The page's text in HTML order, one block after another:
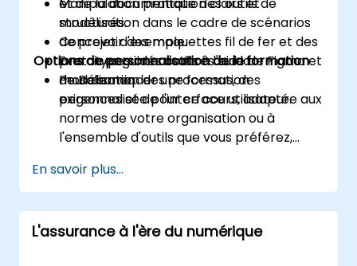
structurés.
Concevoir des maquettes fil de fer et des
prototypes interactifs à l'aide de Figma et
de Balsamiq.
modélisation dans le cadre de scénarios
de projet d'exemple.
Exercices guidés centrés sur la
modélisation des processus, des
exigences et de l'interface utilisateur.
Options de personnalisation de la formation
Pour demander une formation
personnalisée pour ce cours, adaptée aux
normes de votre organisation ou à
l'ensemble d'outils que vous préférez,
des détails.
En savoir plus...
L'assurance à l'ère du numérique